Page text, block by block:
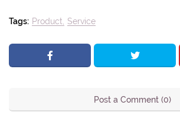
Tags: Product Service
Post a Comment (0)